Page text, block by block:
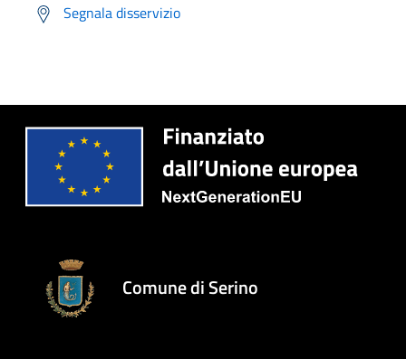
Segnala disservizio
Comune di Serino